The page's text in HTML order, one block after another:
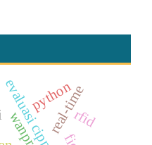
evaluasi cippreal-time
python
rfid